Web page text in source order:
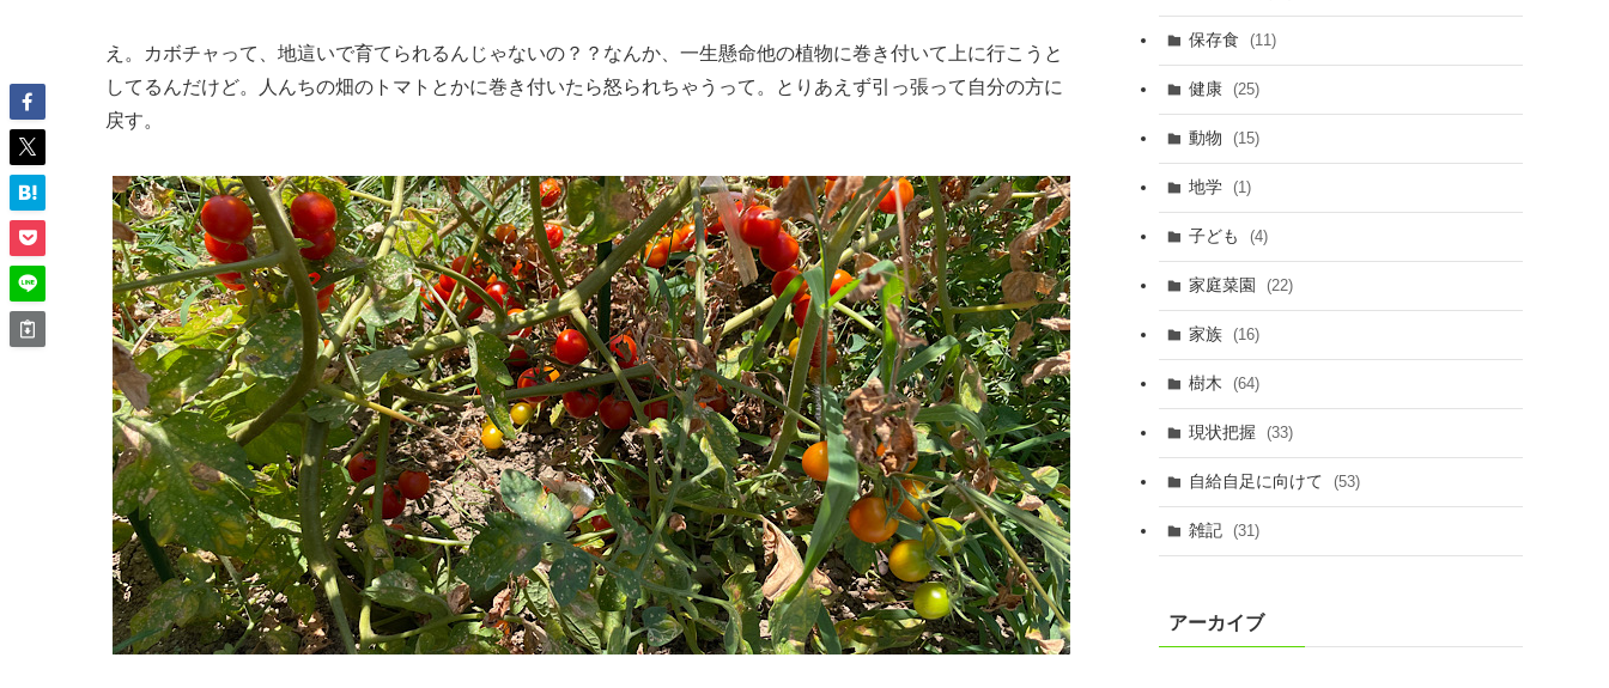
え。カボチャって、地這いで育てられるんじゃないの？？なんか、一生懸命他の植物に巻き付いて上に行こうと
してるんだけど。人んちの畑のトマトとかに巻き付いたら怒られちゃうって。とりあえず引っ張って自分の方に
戻す。
保存食 (11)
健康 (25)
動物 (15)
地学 (1)
子ども (4)
家庭菜園 (22)
家族 (16)
樹木 (64)
現状把握 (33)
自給自足に向けて (53)
雑記 (31)
アーカイブ